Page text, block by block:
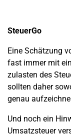
SteuerGo
Eine Schätzung
fast immer mit
zulasten des
sollten daher
genau
Und noch ein
Umsatzsteuer